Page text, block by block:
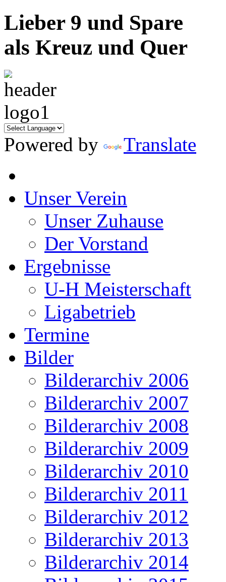
Lieber 9 und Spare
als Kreuz und Quer
Powered by Translate
Unser Verein
Unser Zuhause
Der Vorstand
Ergebnisse
U-H Meisterschaft
Ligabetrieb
Termine
Bilder
Bilderarchiv 2006
Bilderarchiv 2007
Bilderarchiv 2008
Bilderarchiv 2009
Bilderarchiv 2010
Bilderarchiv 2011
Bilderarchiv 2012
Bilderarchiv 2013
Bilderarchiv 2014